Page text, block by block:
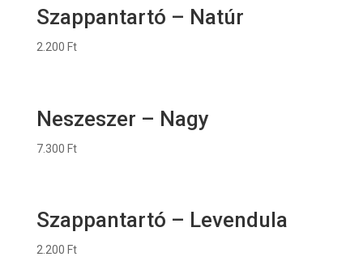
Szappantartó – Natúr
2.200 Ft
Neszeszer – Nagy
7.300 Ft
Szappantartó – Levendula
2.200 Ft